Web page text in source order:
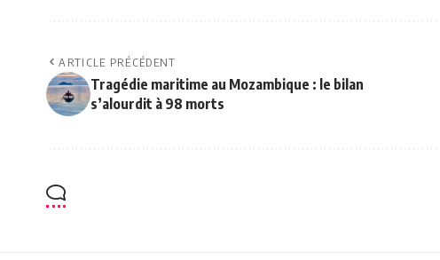
ARTICLE PRÉCÉDENT
Tragédie maritime au Mozambique : le bilan
s’alourdit à 98 morts